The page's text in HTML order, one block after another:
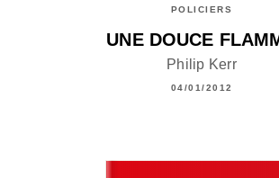
POLICIERS
UNE DOUCE
Philip Kerr
04/01/2012